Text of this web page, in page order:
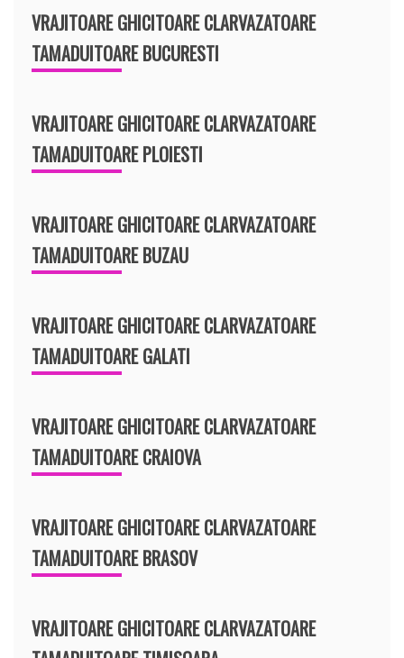
VRAJITOARE GHICITOARE CLARVAZATOARE
TAMADUITOARE BUCURESTI
VRAJITOARE GHICITOARE CLARVAZATOARE
TAMADUITOARE PLOIESTI
VRAJITOARE GHICITOARE CLARVAZATOARE
TAMADUITOARE BUZAU
VRAJITOARE GHICITOARE CLARVAZATOARE
TAMADUITOARE GALATI
VRAJITOARE GHICITOARE CLARVAZATOARE
TAMADUITOARE CRAIOVA
VRAJITOARE GHICITOARE CLARVAZATOARE
TAMADUITOARE BRASOV
VRAJITOARE GHICITOARE CLARVAZATOARE